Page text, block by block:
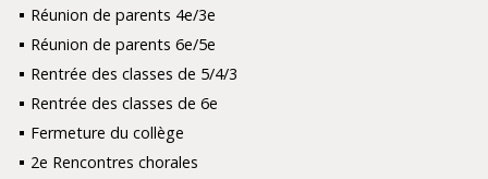
Réunion de parents 4e/3e
Réunion de parents 6e/5e
Rentrée des classes de 5/4/3
Rentrée des classes de 6e
Fermeture du collège
2e Rencontres chorales